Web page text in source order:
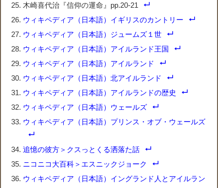
木崎喜代治『信仰の運命』pp.20-21
ウィキペディア（日本語）イギリスのカントリー
ウィキペディア（日本語）ジュームズ１世
ウィキペディア（日本語）アイルランド王国
ウィキペディア（日本語）アイルランド
ウィキペディア（日本語）北アイルランド
ウィキペディア（日本語）アイルランドの歴史
ウィキペディア（日本語）ウェールズ
ウィキペディア（日本語）プリンス・オブ・ウェールズ
追憶の彼方＞クスっとくる洒落た話
ニコニコ大百科＞エスニックジョーク
ウィキペディア（日本語）イングランド人とアイルラン